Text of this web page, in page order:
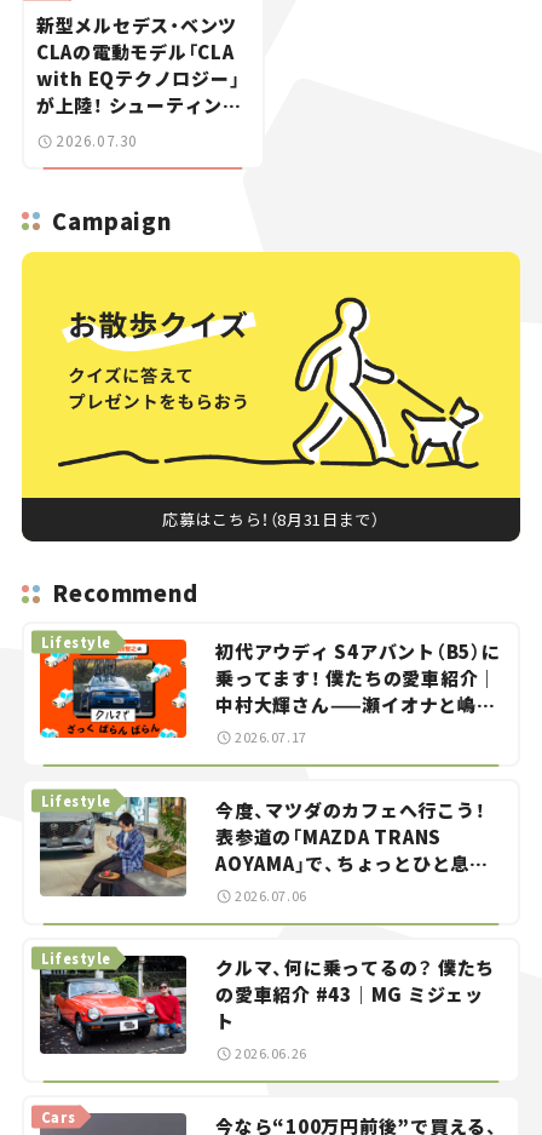
新型メルセデス・ベンツ
CLAの電動モデル「CLA
with EQテクノロジー」
が上陸！ シューティング
ブレークも発売【新車ニ
ュース】
2026.07.30
Campaign
応募はこちら！（8月31日まで）
Recommend
初代アウディ S4アバント（B5）に
乗ってます！ 僕たちの愛車紹介｜
中村大輝さん——瀬イオナと嶋田
智之の「クルマでざっくばらんば
らん！」＃20
Lifestyle
2026.07.17
今度、マツダのカフェへ行こう！
表参道の「MAZDA TRANS
AOYAMA」で、ちょっとひと息。
——連載｜CCGとクルマでどうす
Lifestyle
2026.07.06
クルマ、何に乗ってるの？ 僕たち
の愛車紹介 #43｜MG ミジェッ
ト
Lifestyle
2026.06.26
今なら“100万円前後”で買える、
Cars